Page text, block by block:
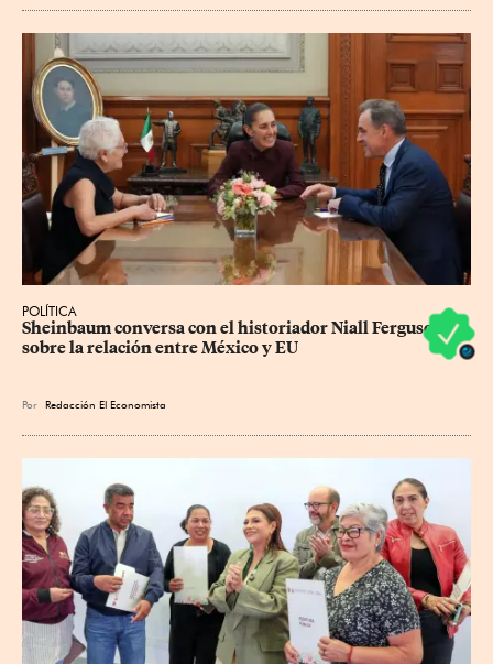
POLÍTICA
Sheinbaum conversa con el historiador Niall Ferguson
sobre la relación entre México y EU
Por Redacción El Economista